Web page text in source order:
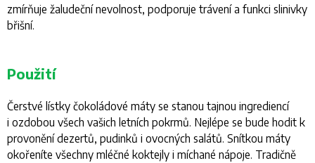
zmírňuje žaludeční nevolnost, podporuje trávení a funkci slinivky
břišní.
Použití
Čerstvé lístky čokoládové máty se stanou tajnou ingrediencí
i ozdobou všech vašich letních pokrmů. Nejlépe se bude hodit k
provonění dezertů, pudinků i ovocných salátů. Snítkou máty
okořeníte všechny mléčné koktejly i míchané nápoje. Tradičně